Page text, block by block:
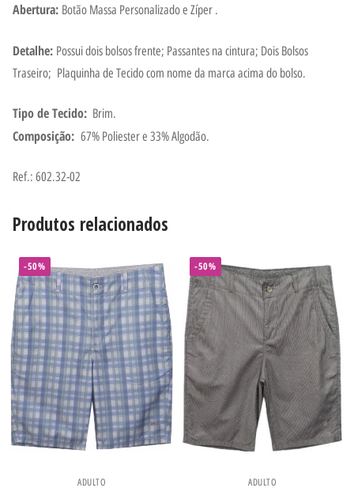
Abertura: Botão Massa Personalizado e Zíper .
Detalhe: Possui dois bolsos frente; Passantes na cintura; Dois Bolsos
Traseiro; Plaquinha de Tecido com nome da marca acima do bolso.
Tipo de Tecido: Brim.
Composição: 67% Poliester e 33% Algodão.
Ref.: 602.32-02
Produtos relacionados
-50%
ADULTO
-50%
ADULTO